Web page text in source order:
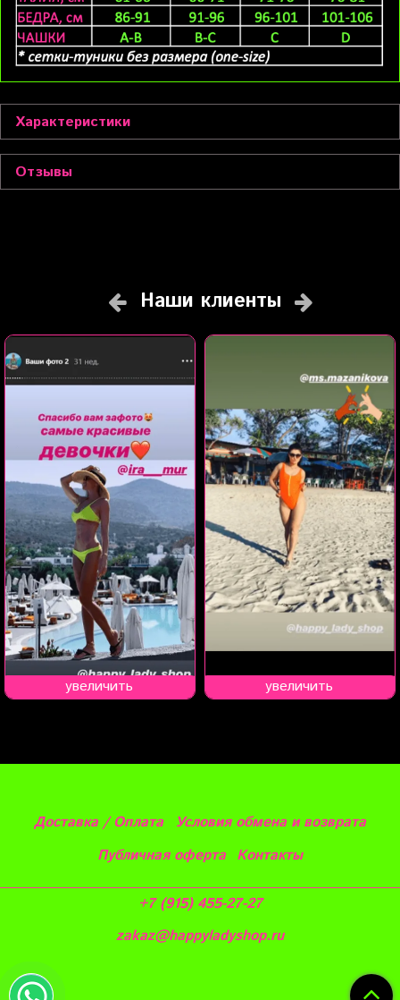
Характеристики
Отзывы
Наши клиенты
увеличить увеличить
Доставка / Оплата
Условия обмена и возврата
Публичная оферта Контакты
+7 (915) 455-27-27
zakaz@happyladyshop.ru